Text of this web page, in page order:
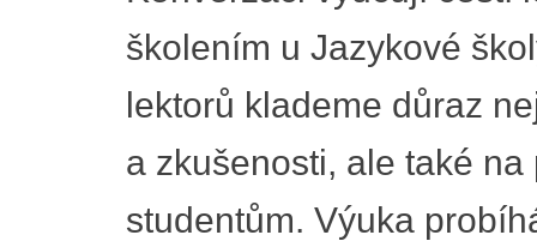
školením u Jazykové
lektorů klademe důraz
a zkušenosti, ale také
studentům. Výuka